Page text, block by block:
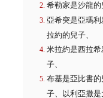
希勒家是沙龍
亞希突是亞瑪
拉約的兒子、
米拉約是西拉
子、
布基是亞比書
子、以利亞撒是